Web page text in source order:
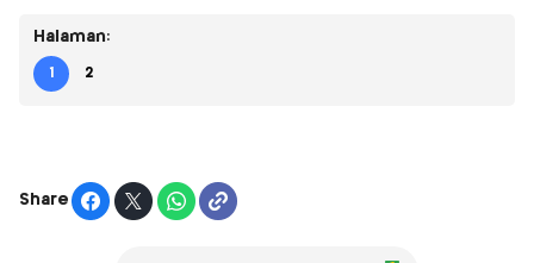
Halaman:
1 2
Share